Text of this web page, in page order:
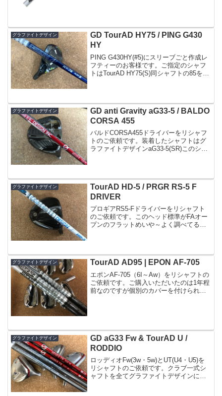
グラファイトデザイン
GD TourAD HY75 / PING G430
HY
PING G430HY(#5)にスリーブごと作成レ
フティーのお客様です。ご指定のシャフ
トはTourAD HY75(S)同シャフトの85を所
グラファイトデザイン
GD anti Gravity aG33-5 / BALDO
CORSA 455
バルドCORSA455ドライバーをリシャフ
トのご依頼です。装着したシャフトはグ
ラファイトデザインaG33-5(SR)このシャ
これ...
グラファイトデザイン
TourAD HD-5 / PRGR RS-5 F
DRIVER
プロギアRS5-Fドライバーをリシャフト
のご依頼です。このヘッド標準がFAオー
プンのフラットめいや～よく調べてるな
ペックはヒットポイ...
グラファイトデザイン TourAD AD95 | EPON AF-705
エポンAF-705（6I～Aw）をリシャフトの
ご依頼です。ご購入いただいたのは1年程
前なのですが個別のカバーを付けられて
グラファイトデザイン
GD aG33 Fw & TourAD U /
RODDIO
ロッディオFw(3w・5w)とUT(U4・U5)を
リシャフトのご依頼です。クラブ一式シ
ャフトを全てグラファイトデザインに変